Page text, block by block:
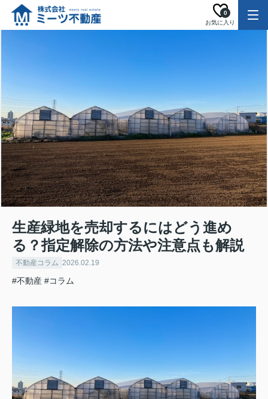
お気に入り
0
生産緑地を売却するにはどう進め
る？指定解除の方法や注意点も解説
不動産コラム 2026.02.19
#不動産 #コラム